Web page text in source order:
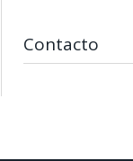
Contacto